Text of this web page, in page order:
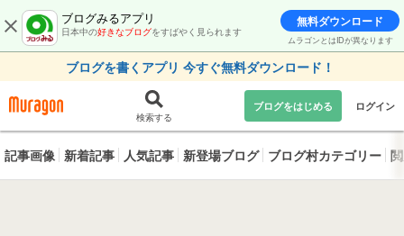
ブログみるアプリ
日本中の好きなブログをすばやく見られます
無料ダウンロード
ムラゴンとはIDが異なります
ブログを書くアプリ 今すぐ無料ダウンロード！
検索する
ブログをはじめる ログイン
記事画像 新着記事 人気記事 新登場ブログ ブログ村カテゴリー